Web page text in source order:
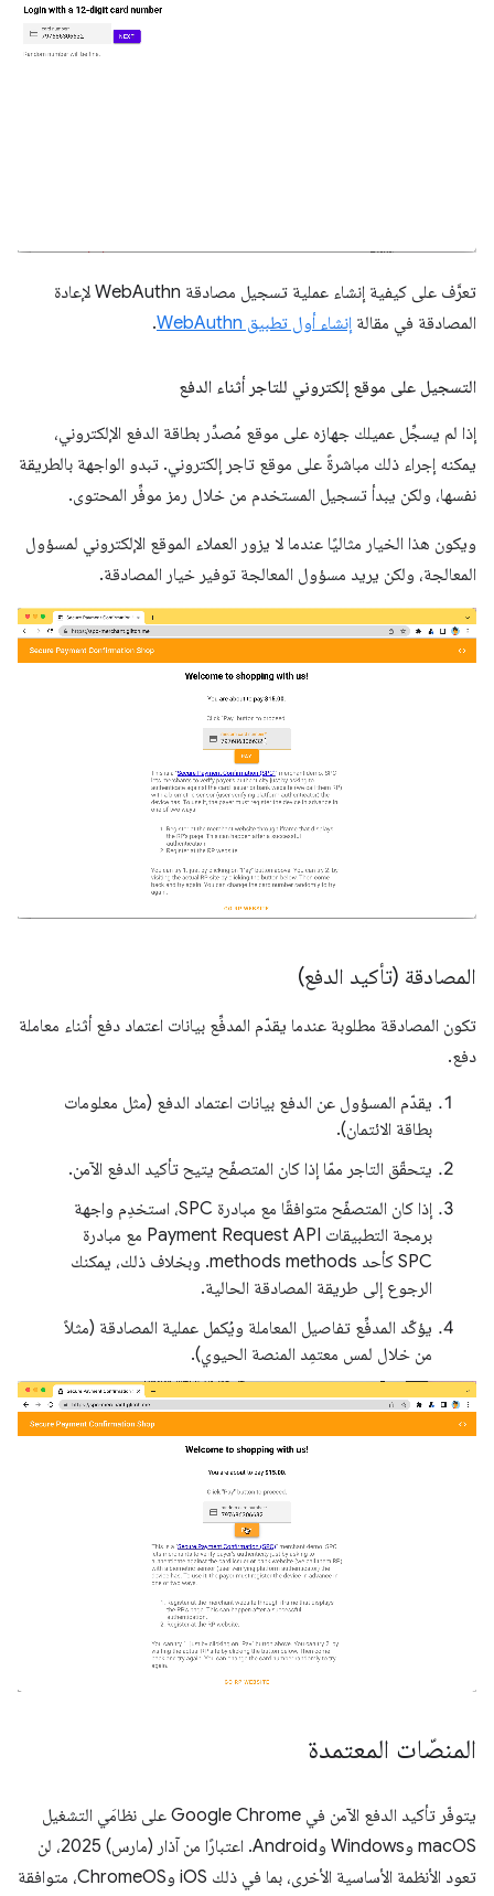
تعرَّف على كيفية إنشاء عملية تسجيل مصادقة WebAuthn لإعادة
المصادقة في مقالة إنشاء أول تطبيق WebAuthn .
التسجيل على موقع إلكتروني للتاجر أثناء الدفع
إذا لم يسجِّل عميلك جهازه على موقع مُصدِّر بطاقة الدفع الإلكتروني،
يمكنه إجراء ذلك مباشرةً على موقع تاجر إلكتروني. تبدو الواجهة بالطريقة
نفسها، ولكن يبدأ تسجيل المستخدم من خلال رمز موفِّر المحتوى.
ويكون هذا الخيار مثاليًا عندما لا يزور العملاء الموقع الإلكتروني لمسؤول
المعالجة، ولكن يريد مسؤول المعالجة توفير خيار المصادقة.
المصادقة (تأكيد الدفع)
تكون المصادقة مطلوبة عندما يقدّم المدفِّع بيانات اعتماد دفع أثناء معاملة
دفع.
يقدّم المسؤول عن الدفع بيانات اعتماد الدفع (مثل معلومات
بطاقة الائتمان).
يتحقّق التاجر ممّا إذا كان المتصفّح يتيح تأكيد الدفع الآمن.
إذا كان المتصفّح متوافقًا مع مبادرة SPC، استخدِم واجهة
برمجة التطبيقات Payment Request API مع مبادرة
SPC كأحد methods methods. وبخلاف ذلك، يمكنك
الرجوع إلى طريقة المصادقة الحالية.
يؤكّد المدفِّع تفاصيل المعاملة ويُكمل عملية المصادقة (مثلاً
من خلال لمس معتمِد المنصة الحيوي).
المنصّات المعتمدة
يتوفّر تأكيد الدفع الآمن في Google Chrome على نظامَي التشغيل
macOS وWindows وAndroid. اعتبارًا من آذار (مارس) 2025، لن
تعود الأنظمة الأساسية الأخرى، بما في ذلك iOS وChromeOS، متوافقة